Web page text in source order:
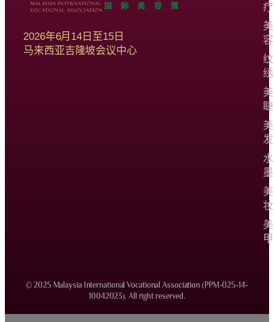
2026年6月14日至15日
马来西亚吉隆坡会议中心
疗
美
容
纹
绣
美
睫
美
发
水
墨
美
妆
美
甲
© 2025 Malaysia International Vocational Association (PPM-025-14-
10042023). All right reserved.